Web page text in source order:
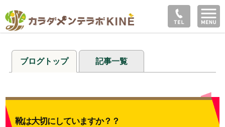
ブログトップ 記事一覧
靴は大切にしていますか？？